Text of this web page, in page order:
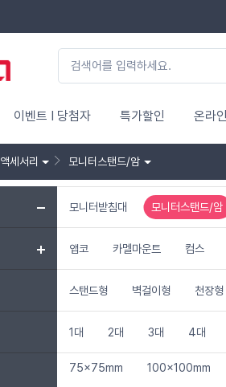
이벤트 I 당첨자 특가할인 온라
액세서리 모니터스탠드/암
모니터받침대 모니터스탠드/암
앱코 카멜마운트 컴스
스탠드형 벽걸이형 천장형
1대 2대 3대 4대
75x75mm 100x100mm